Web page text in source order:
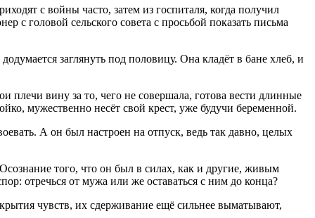
с войны часто, затем из госпиталя, когда получил
головой сельского совета с просьбой показать письма
заглянуть под половицу. Она кладёт в бане хлеб, и
плечи вину за то, чего не совершала, готова вести длинные
мужественно несёт свой крест, уже будучи беременной.
А он был настроен на отпуск, ведь так давно, целых
того, что он был в силах, как и другие, живым
отречься от мужа или же оставаться с ним до конца?
чувств, их сдерживание ещё сильнее выматывают,